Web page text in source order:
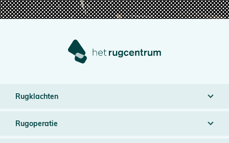
Rugklachten
Rugoperatie